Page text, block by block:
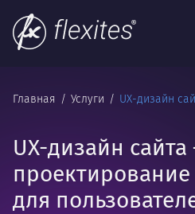
Главная Услуги UX-дизайн
UX-дизайн
для